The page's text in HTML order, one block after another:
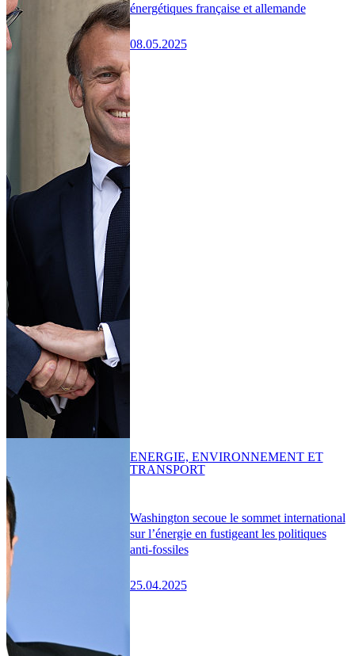
énergétiques française et allemande
08.05.2025
Washington secoue le sommet international
sur l’énergie en fustigeant les politiques
anti-fossiles
25.04.2025
ENERGIE, ENVIRONNEMENT ET
TRANSPORT